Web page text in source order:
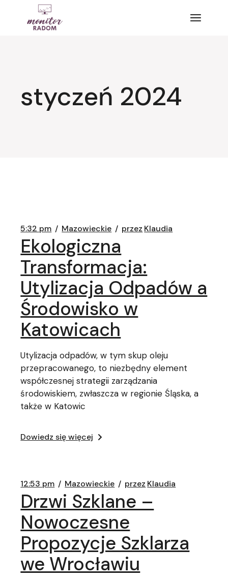
styczeń 2024
5:32 pm Mazowieckie przez Klaudia
Ekologiczna
Transformacja:
Utylizacja Odpadów a
Środowisko w
Katowicach
Utylizacja odpadów, w tym skup oleju
przepracowanego, to niezbędny element
współczesnej strategii zarządzania
środowiskiem, zwłaszcza w regionie Śląska, a
także w Katowic
Dowiedz się więcej
12:53 pm Mazowieckie przez Klaudia
Drzwi Szklane –
Nowoczesne
Propozycje Szklarza
we Wrocławiu